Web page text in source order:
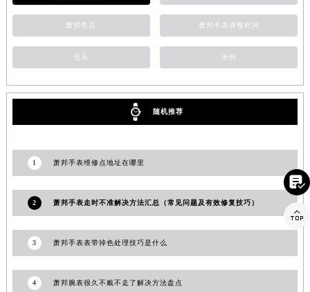
萧邦售后 萧邦手表调整时间
包头 沧州
随机推荐
1 萧邦手表维修点地址在哪里
2 萧邦手表走时不准解决方法汇总（常见问题及有效修复技巧）
3 萧邦手表表带掉色处理技巧是什么
4 萧邦腕表很久不戴不走了解决方法盘点

